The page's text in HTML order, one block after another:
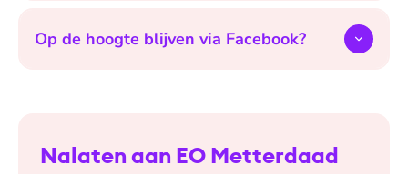
Op de hoogte blijven via Facebook?
Nalaten aan EO Metterdaad